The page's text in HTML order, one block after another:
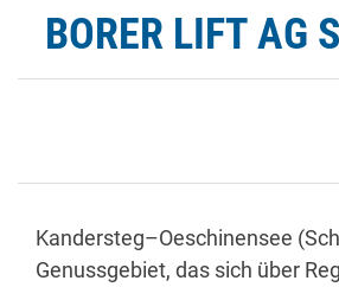
BORER LIFT AG
Kandersteg–Oeschinensee
Genussgebiet, das sich über